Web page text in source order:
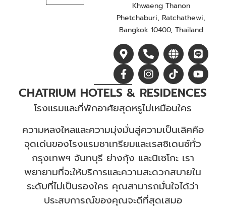
Khwaeng Thanon
Phetchaburi, Ratchathewi,
Bangkok 10400, Thailand
CHATRIUM HOTELS & RESIDENCES
โรงแรมและที่พักอาศัยสุดหรูไม่เหมือนใคร
ความหลงใหลและความมุ่งมั่นสู่ความเป็นเลิศคือ
จุดเด่นของโรงแรมชาเทรียมและเรสซิเดนซ์ทั่ว
กรุงเทพฯ จันทบุรี ย่างกุ้ง และนิเซโกะ เรา
พยายามที่จะให้บริการและความสะดวกสบายใน
ระดับที่ไม่เป็นรองใคร คุณสามารถมั่นใจได้ว่า
ประสบการณ์ของคุณจะดีที่สุดเสมอ